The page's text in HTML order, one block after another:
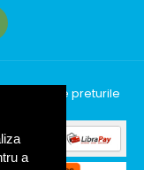
a
| Toate preturile